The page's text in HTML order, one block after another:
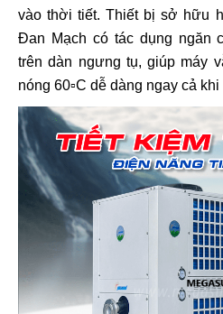
vào thời tiết. Thiết bị sở hữu
Đan Mạch có tác dụng ngăn
trên dàn ngưng tụ, giúp máy
nóng 60▫C dễ dàng ngay cả